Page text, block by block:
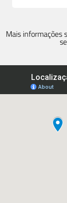
Mais informações